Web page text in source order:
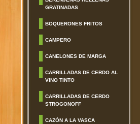
GRATINADAS
BOQUERONES FRITOS
CAMPERO
CANELONES DE MARGA
CARRILLADAS DE CERDO AL
VINO TINTO
CARRILLADAS DE CERDO
STROGONOFF
CAZÓN A LA VASCA